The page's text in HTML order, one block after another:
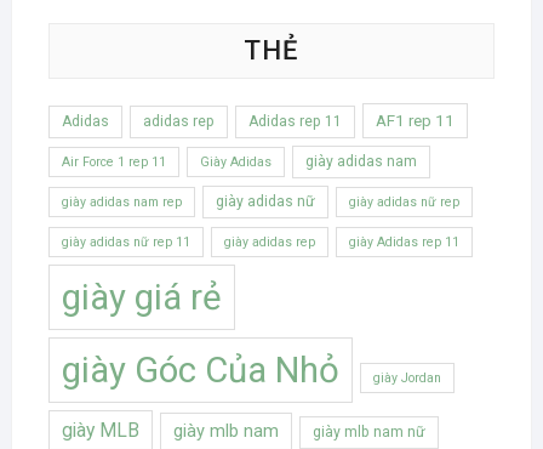
THẺ
Adidas adidas rep Adidas rep 11 AF1 rep 11
Air Force 1 rep 11 Giày Adidas giày adidas nam
giày adidas nam rep giày adidas nữ giày adidas nữ rep
giày adidas nữ rep 11 giày adidas rep giày Adidas rep 11
giày giá rẻ
giày Góc Của Nhỏ
giày Jordan
giày MLB giày mlb nam giày mlb nam nữ